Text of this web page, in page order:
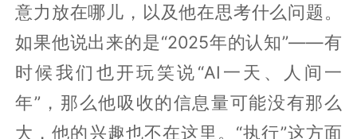
意力放在哪儿，以及他在思考什么问题。
如果他说出来的是“2025年的认知”——有
时候我们也开玩笑说“AI一天、人间一
年”，那么他吸收的信息量可能没有那么
大，他的兴趣也不在这里。“执行”这方面